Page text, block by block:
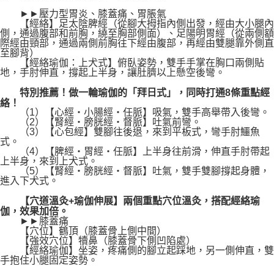
►►壓力型胃炎、膝蓋痛、胃脹氣
【經絡】足太陰脾經（從腳大拇指內側出發，經由大小腿內
側，通過腹部和前胸，繞至胸部側面）、足陽明胃經（從兩側額
際經由頸部，通過兩側前胸往下經由腹部，再經由雙腿靠外側直
至腳背）
【經絡瑜伽：上犬式】俯臥姿勢，雙手手掌在胸口兩側貼
地，手肘伸直，撐起上半身，讓肚臍以上懸空後彎。
特別推薦！做一輪瑜伽的「拜日式」，同時打通8條重點經
絡！
（1）【心經‧小腸經‧任脈】吸氣，雙手高舉帶入後彎。
（2）【腎經‧膀胱經‧督脈】吐氣前彎。
（3）【心包經】雙腳往後退，來到平板式，彎手肘鱷魚
式。
（4）【脾經‧胃經‧任脈】上半身往前滑，伸直手肘帶起
上半身，來到上犬式。
（5）【腎經‧膀胱經‧督脈】吐氣，雙手雙腳撐起身體，
進入下犬式。
【穴道溫灸+瑜伽伸展】兩個重點穴位溫灸，搭配經絡瑜
伽，效果加倍。
►►膝蓋痛
【穴位】鶴頂（膝蓋骨上側中間）
【強效穴位】犢鼻（膝蓋骨下側凹陷處）
【經絡瑜伽】坐姿，疼痛側的腳立起踩地，另一側伸直，雙
手抱住小腿固定姿勢。